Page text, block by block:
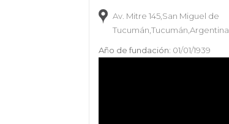
Av. Mitre 145,San Miguel de
Tucumán,Tucumán,Argentina
Año de fundación: 01/01/1939